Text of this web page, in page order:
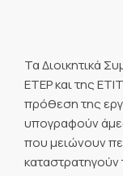
Τα Διοικητικά
ΕΤΕΡ και της
πρόθεση της
υπογραφούν
που μειώνουν
καταστρατηγούν